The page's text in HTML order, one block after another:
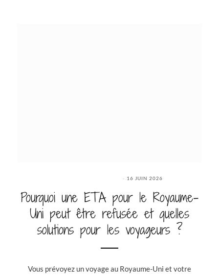
16 JUIN 2026
Pourquoi une ETA pour le Royaume-
Uni peut être refusée et quelles
solutions pour les voyageurs ?
Vous prévoyez un voyage au Royaume-Uni et votre